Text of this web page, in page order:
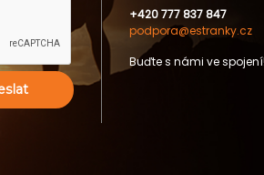
+420 777 837 847
podpora@estranky.cz
Buďte s námi ve spojení!